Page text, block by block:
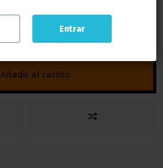
Añadir al carrito
Entrar